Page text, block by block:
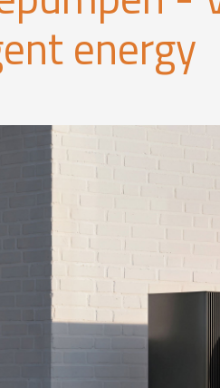
energy